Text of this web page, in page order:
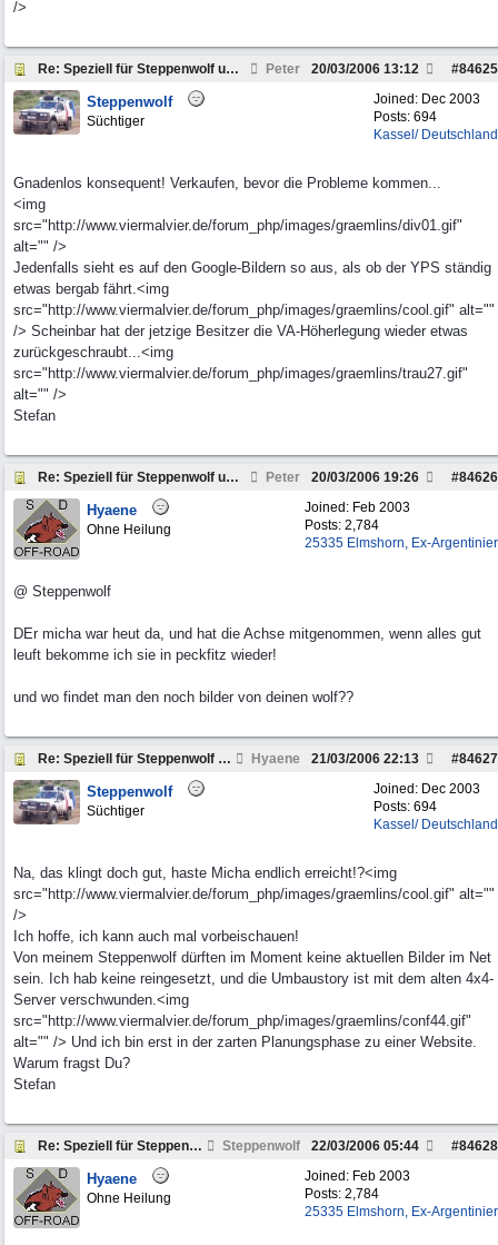
/>
Re: Speziell für Steppenwolf und andere Pickup Fre Peter #84625
20/03/2006 13:12
Joined: Dec 2003
Posts: 694
Kassel/ Deutschland
Steppenwolf
Süchtiger
Gnadenlos konsequent! Verkaufen, bevor die Probleme kommen...
<img
src="http://www.viermalvier.de/forum_php/images/graemlins/div01.gif"
alt="" />
Jedenfalls sieht es auf den Google-Bildern so aus, als ob der YPS ständig
etwas bergab fährt.<img
src="http://www.viermalvier.de/forum_php/images/graemlins/cool.gif" alt=""
/> Scheinbar hat der jetzige Besitzer die VA-Höherlegung wieder etwas
zurückgeschraubt...<img
src="http://www.viermalvier.de/forum_php/images/graemlins/trau27.gif"
alt="" />
Stefan
Re: Speziell für Steppenwolf und andere Pickup Fre Peter #84626
20/03/2006 19:26
Joined: Feb 2003
Posts: 2,784
25335 Elmshorn, Ex-Argentinier
Hyaene
Ohne Heilung
@ Steppenwolf
DEr micha war heut da, und hat die Achse mitgenommen, wenn alles gut
leuft bekomme ich sie in peckfitz wieder!
und wo findet man den noch bilder von deinen wolf??
Re: Speziell für Steppenwolf und andere Pickup Fre Hyaene #84627
21/03/2006 22:13
Joined: Dec 2003
Posts: 694
Kassel/ Deutschland
Steppenwolf
Süchtiger
Na, das klingt doch gut, haste Micha endlich erreicht!?<img
src="http://www.viermalvier.de/forum_php/images/graemlins/cool.gif" alt=""
/>
Ich hoffe, ich kann auch mal vorbeischauen!
Von meinem Steppenwolf dürften im Moment keine aktuellen Bilder im Net
sein. Ich hab keine reingesetzt, und die Umbaustory ist mit dem alten 4x4-
Server verschwunden.<img
src="http://www.viermalvier.de/forum_php/images/graemlins/conf44.gif"
alt="" /> Und ich bin erst in der zarten Planungsphase zu einer Website.
Warum fragst Du?
Stefan
Re: Speziell für Steppenwolf und andere Pickup Fre Steppenwolf #84628
22/03/2006 05:44
Joined: Feb 2003
Posts: 2,784
25335 Elmshorn, Ex-Argentinier
Hyaene
Ohne Heilung